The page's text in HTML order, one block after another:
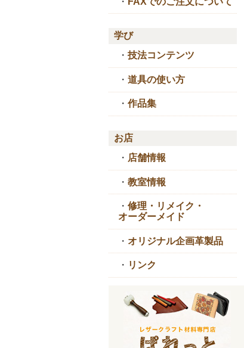
学び
・ 技法コンテンツ
・ 道具の使い方
・ 作品集
お店
・ 店舗情報
・ 教室情報
・ 修理・リメイク・
オーダーメイド
・ オリジナル企画革製品
・ リンク